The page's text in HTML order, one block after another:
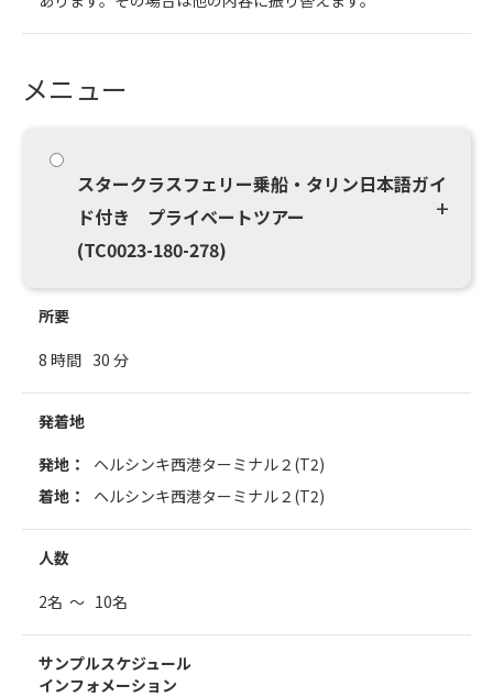
メニュー
スタークラスフェリー乗船・タリン日本語ガイ
ド付き プライベートツアー
(TC0023-180-278)
所要
8 時間 30 分
発着地
発地：
ヘルシンキ西港ターミナル２(T2)
着地：
ヘルシンキ西港ターミナル２(T2)
人数
2名 ～ 10名
サンプルスケジュール
インフォメーション